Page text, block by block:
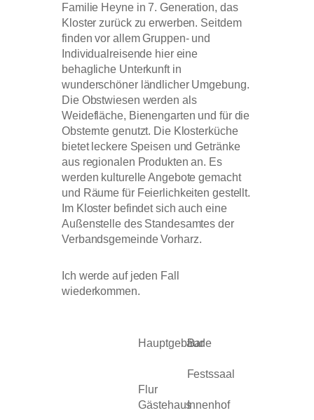
Familie Heyne in 7. Generation, das
Kloster zurück zu erwerben. Seitdem
finden vor allem Gruppen- und
Individualreisende hier eine
behagliche Unterkunft in
wunderschöner ländlicher Umgebung.
Die Obstwiesen werden als
Weidefläche, Bienengarten und für die
Obsternte genutzt. Die Klosterküche
bietet leckere Speisen und Getränke
aus regionalen Produkten an. Es
werden kulturelle Angebote gemacht
und Räume für Feierlichkeiten gestellt.
Im Kloster befindet sich auch eine
Außenstelle des Standesamtes der
Verbandsgemeinde Vorharz.
Ich werde auf jeden Fall
wiederkommen.
Hauptgebäude
Flur
Gästehaus
Bar
Festssaal
Innenhof